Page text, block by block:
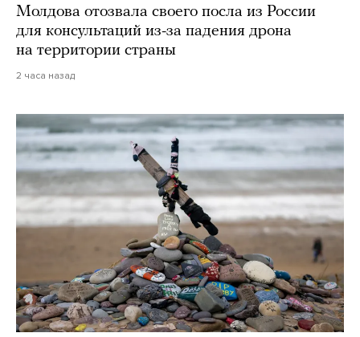
Молдова отозвала своего посла из России
для консультаций из-за падения дрона
на территории страны
2 часа назад